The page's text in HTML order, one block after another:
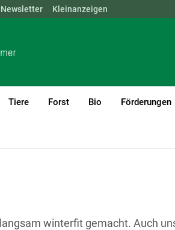
NÖ OÖ SBG STMK
Newsletter Kleinanzeigen
Tiere Forst Bio Förderungen
winterfit gemacht. Auch